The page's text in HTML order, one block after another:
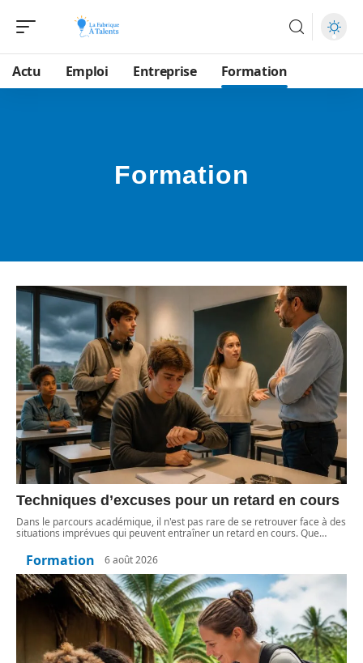
Actu Emploi Entreprise Formation
Formation
Techniques d’excuses pour un retard en cours
Dans le parcours académique, il n'est pas rare de se retrouver face à des
situations imprévues qui peuvent entraîner un retard en cours. Que…
Formation 6 août 2026